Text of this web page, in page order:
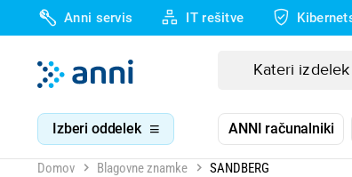
Anni servis IT rešitve
Izberi oddelek ANNI računalniki
Domov Blagovne znamke SANDBERG